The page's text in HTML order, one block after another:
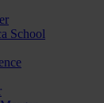
School